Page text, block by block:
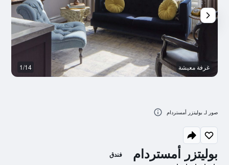
بوليتزر أمستردام فندق
غرفة معيشة 1/14
صور لـ بوليتزر أمستردام